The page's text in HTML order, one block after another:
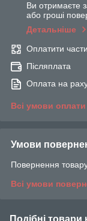
Ви отримаєте
або гроші
Детальніше
Оплатити
Післяплата
Оплата на
Всі умови оплати
Умови
Повернення
Всі умови